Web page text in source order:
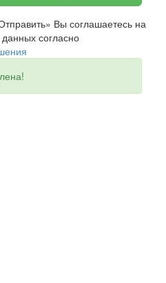
Вы соглашаетесь на
согласно